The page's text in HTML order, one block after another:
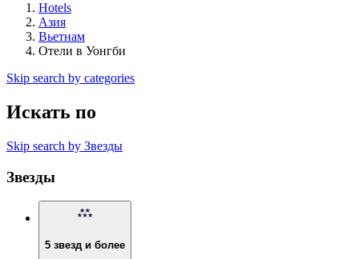
Hotels
Азия
Вьетнам
Отели в Уонгби
Skip search by categories
Искать по
Skip search by Звезды
Звезды
5 звезд и более